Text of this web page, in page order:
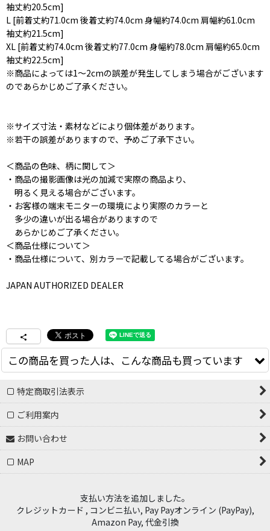
袖丈約20.5cm]
L [前着丈約71.0cm 後着丈約74.0cm 身幅約74.0cm 肩幅約61.0cm
袖丈約21.5cm]
XL [前着丈約74.0cm 後着丈約77.0cm 身幅約78.0cm 肩幅約65.0cm
袖丈約22.5cm]
※商品によっては1〜2cmの誤差が発生してしまう場合がございます
のであらかじめご了承ください。
※サイズ寸法・素材などにより個体差があります。
※若干の誤差がありますので、予めご了承下さい。
＜商品の色味、柄に関して＞
・商品の撮影画像は光の加減で実際の商品より、
明るく見える場合がございます。
・お客様の端末モニターの環境により実際のカラーと
多少の違いが出る場合がありますので
あらかじめご了承ください。
＜商品仕様について＞
・商品仕様について、別カラーで記載してる場合がございます。
JAPAN AUTHORIZED DEALER
この商品を買った人は、こんな商品も買っています
21SS-S01]
11,200円(税別)
SHIRT" - BLACK
8,000円(税別)
(税込:8,800
特定商取引法表示
ご利用案内
お問い合わせ
MAP
支払い方法を追加しました。
クレジットカード , コンビニ払い, Pay Payオンライン (PayPay),
Amazon Pay, 代金引換